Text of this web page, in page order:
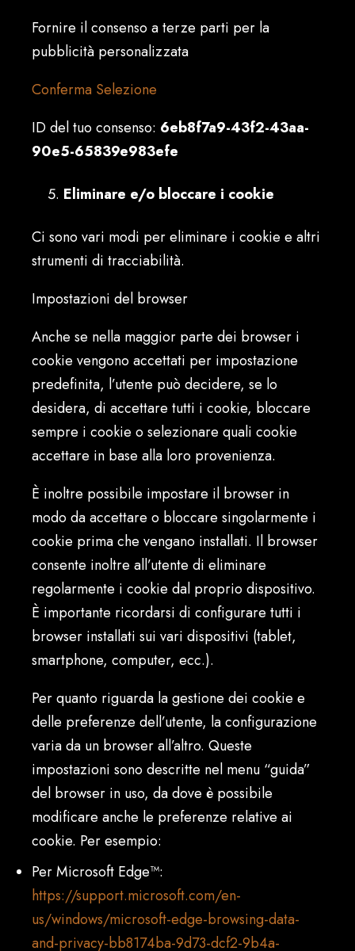
Fornire il consenso a terze parti per la
pubblicità personalizzata
Conferma Selezione
ID del tuo consenso: 6eb8f7a9-43f2-43aa-
90e5-65839e983efe
Eliminare e/o bloccare i cookie
Ci sono vari modi per eliminare i cookie e altri
strumenti di tracciabilità.
Impostazioni del browser
Anche se nella maggior parte dei browser i
cookie vengono accettati per impostazione
predefinita, l’utente può decidere, se lo
desidera, di accettare tutti i cookie, bloccare
sempre i cookie o selezionare quali cookie
accettare in base alla loro provenienza.
È inoltre possibile impostare il browser in
modo da accettare o bloccare singolarmente i
cookie prima che vengano installati. Il browser
consente inoltre all’utente di eliminare
regolarmente i cookie dal proprio dispositivo.
È importante ricordarsi di configurare tutti i
browser installati sui vari dispositivi (tablet,
smartphone, computer, ecc.).
Per quanto riguarda la gestione dei cookie e
delle preferenze dell’utente, la configurazione
varia da un browser all’altro. Queste
impostazioni sono descritte nel menu “guida”
del browser in uso, da dove è possibile
modificare anche le preferenze relative ai
cookie. Per esempio:
Per Microsoft Edge™:
https://support.microsoft.com/en-
us/windows/microsoft-edge-browsing-data-
and-privacy-bb8174ba-9d73-dcf2-9b4a-